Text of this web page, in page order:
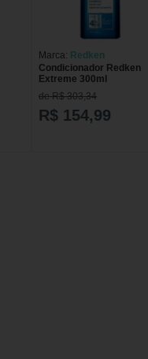
Marca: Redken
Condicionador Redken
Extreme 300ml
de R$ 303,34
R$ 154,99